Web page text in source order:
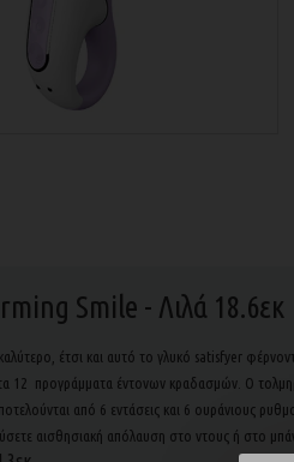
Smile - Λιλά 18.6εκ
έτσι και αυτό το γλυκό satisfyer
12 προγράμματα έντονων κραδασμών. Ο
από 6 εντάσεις και 6 ουράνιους
αισθησιακή απόλαυση στο ντους ή στο